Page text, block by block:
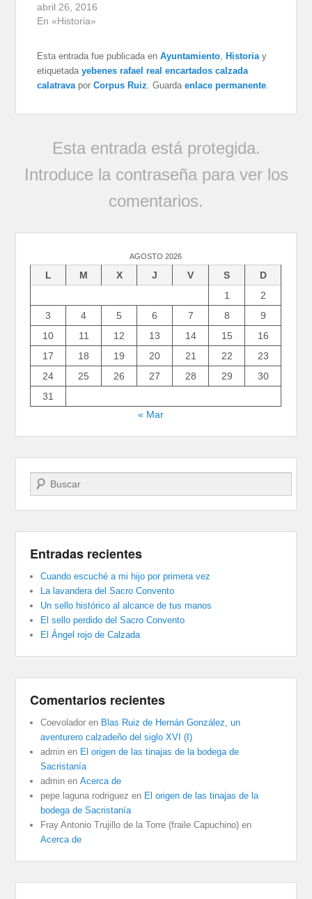
abril 26, 2016
En «Historia»
Esta entrada fue publicada enAyuntamiento Historia y
etiquetadayebenes rafael real encartados calzada
calatrava porCorpus Ruiz . Guardaenlace permanente
Esta entrada está protegida.
Introduce la contraseña para ver los
comentarios.
AGOSTO 2026
L M X J V S
D
1
2
3
4 5 6 7 8
9
10
11 12 13 14 15
16
17
18 19 20 21 22
23
24
25 26 27 28 29
30
31
« Mar
Buscar
Entradas recientes
Cuando escuché a mi hijo por primera vez
La lavandera del Sacro Convento
Un sello histórico al alcance de tus manos
El sello perdido del Sacro Convento
El Ángel rojo de Calzada
Comentarios recientes
Coevolador en Blas Ruiz de Hernán González, un
aventurero calzadeño del siglo XVI (I)
admin en El origen de las tinajas de la bodega de
Sacristanía
admin enAcerca de
pepe laguna rodriguez en El origen de las tinajas de la
bodega de Sacristanía
Fray Antonio Trujillo de la Torre (fraile Capuchino) en
Acerca de